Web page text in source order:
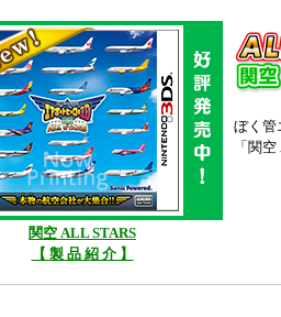
6/24 【 羽田 ALL STARS/成田 ALL STARS
。
3/23 【 羽田 ALL STARS/成田 ALL
12/17 【 関空 ALL STARS 】本日発売しま
12/4 【 関空 ALL STARS 】 発売記念フォ
12/2 【 関空 ALL STARS 】
2015. 11/27 【 関空 ALL STARS 】 プロモーシ
2015. 11/13 【 関空 ALL STARS 】 店舗別購入特
関空 ALL STARS
【 製 品 紹 介 】
ぼく管
「関